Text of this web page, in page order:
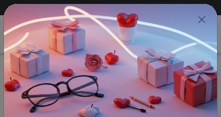
Доставка по всей России +7 (383) 288-54-55
САЛОН ОПТИКИ
Проверить
зрение
Главная
Интернет-магазин оптики
Солнцезащитные очки
Polaroid PLD 2085/S 003 M9 Солнцезащитные очки
POLAROID PLD 2085/S 003 M9